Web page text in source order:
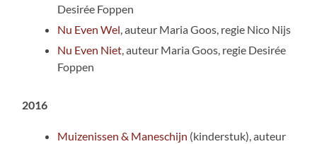
Desirée Foppen
Nu Even Wel, auteur Maria Goos, regie Nico Nijs
Nu Even Niet, auteur Maria Goos, regie Desirée
Foppen
2016
Muizenissen & Maneschijn (kinderstuk), auteur